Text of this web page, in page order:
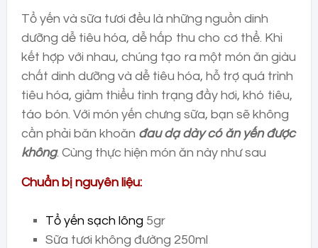
Tổ yến và sữa tươi đều là những nguồn dinh
dưỡng dễ tiêu hóa, dễ hấp thu cho cơ thể. Khi
kết hợp với nhau, chúng tạo ra một món ăn giàu
chất dinh dưỡng và dễ tiêu hóa, hỗ trợ quá trình
tiêu hóa, giảm thiểu tình trạng đầy hơi, khó tiêu,
táo bón. Với món yến chưng sữa, bạn sẽ không
cần phải băn khoăn đau dạ dày có ăn yến được
không. Cùng thực hiện món ăn này như sau
Chuẩn bị nguyên liệu:
Tổ yến sạch lông 5gr
Sữa tươi không đường 250ml